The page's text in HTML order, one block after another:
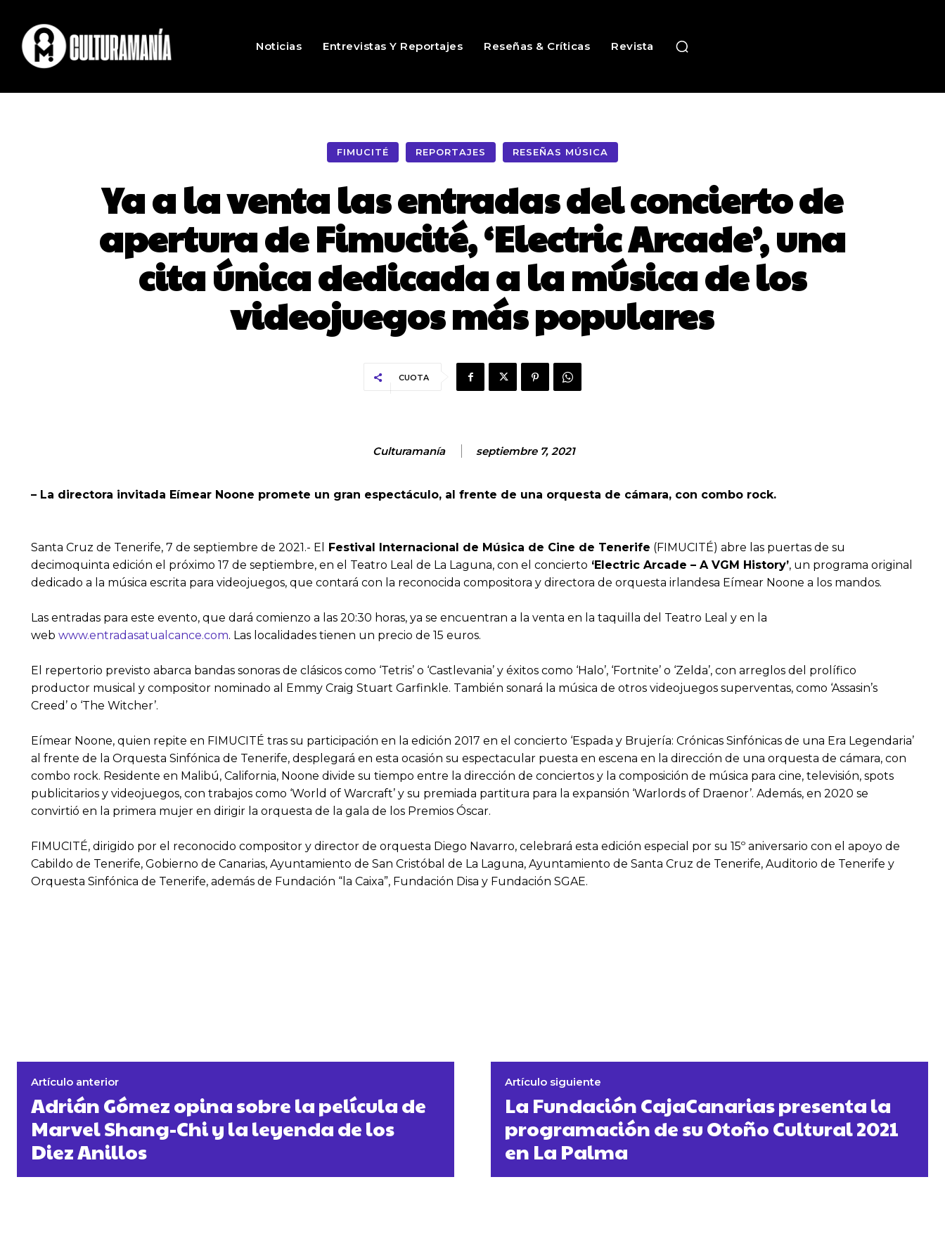
Noticias Entrevistas Y Reportajes Reseñas & Críticas Revista
FIMUCITÉ REPORTAJES RESEÑAS MÚSICA
Ya a la venta las entradas del concierto de
apertura de Fimucité, ‘Electric Arcade’, una
cita única dedicada a la música de los
videojuegos más populares
CUOTA
Culturamanía septiembre 7, 2021
– La directora invitada Eímear Noone promete un gran espectáculo, al frente de una orquesta de cámara, con combo rock.
Santa Cruz de Tenerife, 7 de septiembre de 2021.- El Festival Internacional de Música de Cine de Tenerife (FIMUCITÉ) abre las puertas de su
decimoquinta edición el próximo 17 de septiembre, en el Teatro Leal de La Laguna, con el concierto ‘Electric Arcade – A VGM History’, un programa original
dedicado a la música escrita para videojuegos, que contará con la reconocida compositora y directora de orquesta irlandesa Eímear Noone a los mandos.
Las entradas para este evento, que dará comienzo a las 20:30 horas, ya se encuentran a la venta en la taquilla del Teatro Leal y en la
web www.entradasatualcance.com. Las localidades tienen un precio de 15 euros.
El repertorio previsto abarca bandas sonoras de clásicos como ‘Tetris’ o ‘Castlevania’ y éxitos como ‘Halo’, ‘Fortnite’ o ‘Zelda’, con arreglos del prolífico
productor musical y compositor nominado al Emmy Craig Stuart Garfinkle. También sonará la música de otros videojuegos superventas, como ‘Assasin’s
Creed’ o ‘The Witcher’.
Eímear Noone, quien repite en FIMUCITÉ tras su participación en la edición 2017 en el concierto ‘Espada y Brujería: Crónicas Sinfónicas de una Era Legendaria’
al frente de la Orquesta Sinfónica de Tenerife, desplegará en esta ocasión su espectacular puesta en escena en la dirección de una orquesta de cámara, con
combo rock. Residente en Malibú, California, Noone divide su tiempo entre la dirección de conciertos y la composición de música para cine, televisión, spots
publicitarios y videojuegos, con trabajos como ‘World of Warcraft’ y su premiada partitura para la expansión ‘Warlords of Draenor’. Además, en 2020 se
convirtió en la primera mujer en dirigir la orquesta de la gala de los Premios Óscar.
FIMUCITÉ, dirigido por el reconocido compositor y director de orquesta Diego Navarro, celebrará esta edición especial por su 15º aniversario con el apoyo de
Cabildo de Tenerife, Gobierno de Canarias, Ayuntamiento de San Cristóbal de La Laguna, Ayuntamiento de Santa Cruz de Tenerife, Auditorio de Tenerife y
Orquesta Sinfónica de Tenerife, además de Fundación “la Caixa”, Fundación Disa y Fundación SGAE.
Artículo anterior
Adrián Gómez opina sobre la película de
Marvel Shang-Chi y la leyenda de los
Diez Anillos
Artículo siguiente
La Fundación CajaCanarias presenta la
programación de su Otoño Cultural 2021
en La Palma